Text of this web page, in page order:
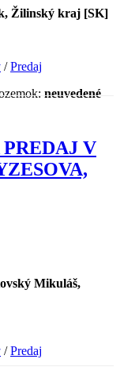
Žilinský kraj [SK]
/Predaj
neuvedené
V
Mikuláš,
/Predaj